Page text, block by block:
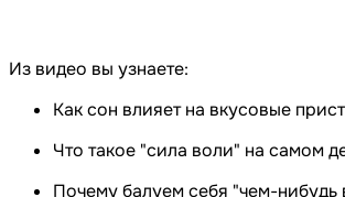
Из видео вы узнаете:
Как сон влияет на вкусовые
Что такое "сила воли" на самом
Почему балуем себя "чем-нибудь